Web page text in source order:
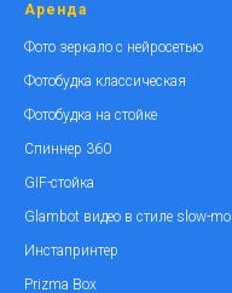
Аренда
Фото зеркало с нейросетью
Фотобудка классическая
Фотобудка на стойке
Спиннер 360
GIF-стойка
Glambot видео в стиле slow-mo
Инстапринтер
Prizma Box